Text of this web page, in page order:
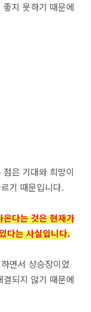
지 못하기 때문에
은 기대와 희망이
기 때문입니다.
다는 것은 현재가
다는 사실입니다.
면서 상승장이었
되지 않기 때문에